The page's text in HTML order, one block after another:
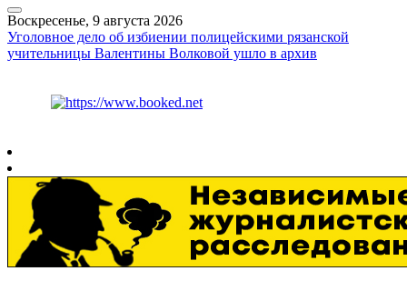
Воскресенье, 9 августа 2026
Уголовное дело об избиении полицейскими рязанской
учительницы Валентины Волковой ушло в архив